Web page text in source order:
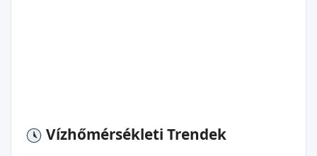
Vízhőmérsékleti Trendek